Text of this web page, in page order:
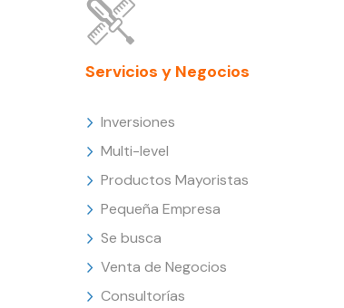
Servicios y Negocios
Inversiones
Multi-level
Productos Mayoristas
Pequeña Empresa
Se busca
Venta de Negocios
Consultorías